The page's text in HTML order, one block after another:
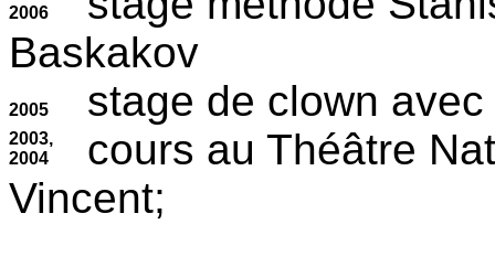
2006
Baskakov
2005 stage de clown
2003,
2004
cours au Théâtre
Vincent;